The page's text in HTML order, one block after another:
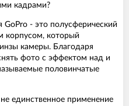
кадрами?
- это полусферический
корпусом, который
камеры. Благодаря
фото с эффектом над и
половинчатые
единственное применение